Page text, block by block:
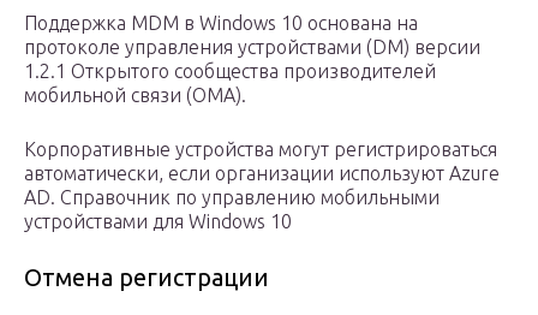
Поддержка MDM в Windows 10 основана на
протоколе управления устройствами (DM) версии
1.2.1 Открытого сообщества производителей
мобильной связи (OMA).
Корпоративные устройства могут регистрироваться
автоматически, если организации используют Azure
AD. Справочник по управлению мобильными
устройствами для Windows 10
Отмена регистрации